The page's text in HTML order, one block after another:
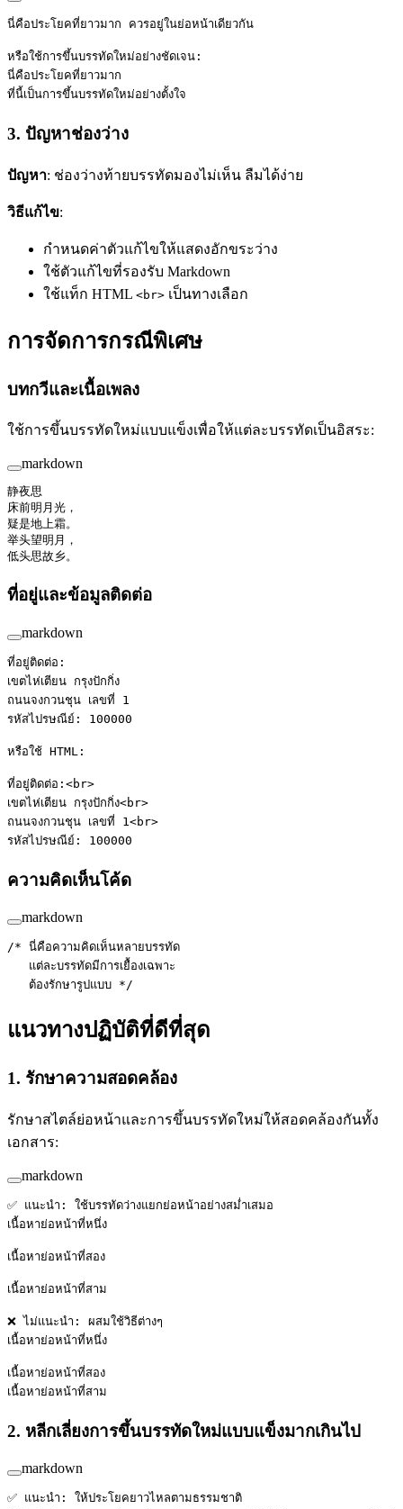
นี่คือประโยคที่ยาวมาก ควรอยู่ในย่อหน้าเดียวกัน
หรือใช้การขึ้นบรรทัดใหม่อย่างชัดเจน:
นี่คือประโยคที่ยาวมาก
ที่นี้เป็นการขึ้นบรรทัดใหม่อย่างตั้งใจ
3. ปัญหาช่องว่าง
ปัญหา: ช่องว่างท้ายบรรทัดมองไม่เห็น ลืมได้ง่าย
วิธีแก้ไข:
กำหนดค่าตัวแก้ไขให้แสดงอักขระว่าง
ใช้ตัวแก้ไขที่รองรับ Markdown
ใช้แท็ก HTML <br> เป็นทางเลือก
การจัดการกรณีพิเศษ
บทกวีและเนื้อเพลง
ใช้การขึ้นบรรทัดใหม่แบบแข็งเพื่อให้แต่ละบรรทัดเป็นอิสระ:
markdown
静夜思
床前明月光，
疑是地上霜。
举头望明月，
低头思故乡。
ที่อยู่และข้อมูลติดต่อ
markdown
ที่อยู่ติดต่อ:
เขตไห่เตียน กรุงปักกิ่ง
ถนนจงกวนชุน เลขที่ 1
รหัสไปรษณีย์: 100000
หรือใช้ HTML:
ที่อยู่ติดต่อ:<br>
เขตไห่เตียน กรุงปักกิ่ง<br>
ถนนจงกวนชุน เลขที่ 1<br>
รหัสไปรษณีย์: 100000
ความคิดเห็นโค้ด
markdown
/* นี่คือความคิดเห็นหลายบรรทัด
   แต่ละบรรทัดมีการเยื้องเฉพาะ
   ต้องรักษารูปแบบ */
แนวทางปฏิบัติที่ดีที่สุด
1. รักษาความสอดคล้อง
รักษาสไตล์ย่อหน้าและการขึ้นบรรทัดใหม่ให้สอดคล้องกันทั้ง
เอกสาร:
markdown
✅ แนะนำ: ใช้บรรทัดว่างแยกย่อหน้าอย่างสม่ำเสมอ
เนื้อหาย่อหน้าที่หนึ่ง
เนื้อหาย่อหน้าที่สอง
เนื้อหาย่อหน้าที่สาม
❌ ไม่แนะนำ: ผสมใช้วิธีต่างๆ
เนื้อหาย่อหน้าที่หนึ่ง
เนื้อหาย่อหน้าที่สอง
เนื้อหาย่อหน้าที่สาม
2. หลีกเลี่ยงการขึ้นบรรทัดใหม่แบบแข็งมากเกินไป
markdown
✅ แนะนำ: ให้ประโยคยาวไหลตามธรรมชาติ